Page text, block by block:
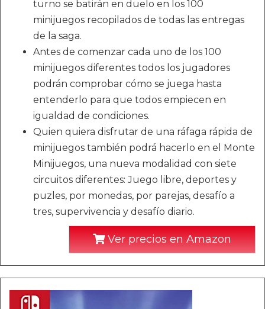
turno se batirán en duelo en los 100
minijuegos recopilados de todas las entregas
de la saga.
Antes de comenzar cada uno de los 100
minijuegos diferentes todos los jugadores
podrán comprobar cómo se juega hasta
entenderlo para que todos empiecen en
igualdad de condiciones.
Quien quiera disfrutar de una ráfaga rápida de
minijuegos también podrá hacerlo en el Monte
Minijuegos, una nueva modalidad con siete
circuitos diferentes: Juego libre, deportes y
puzles, por monedas, por parejas, desafío a
tres, supervivencia y desafío diario.
Ver precios en Amazon